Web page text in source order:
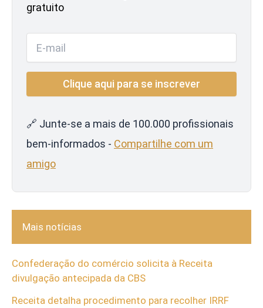
gratuito
🔗 Junte-se a mais de 100.000 profissionais
bem-informados - Compartilhe com um
amigo
Mais notícias
Confederação do comércio solicita à Receita
divulgação antecipada da CBS
Receita detalha procedimento para recolher IRRF